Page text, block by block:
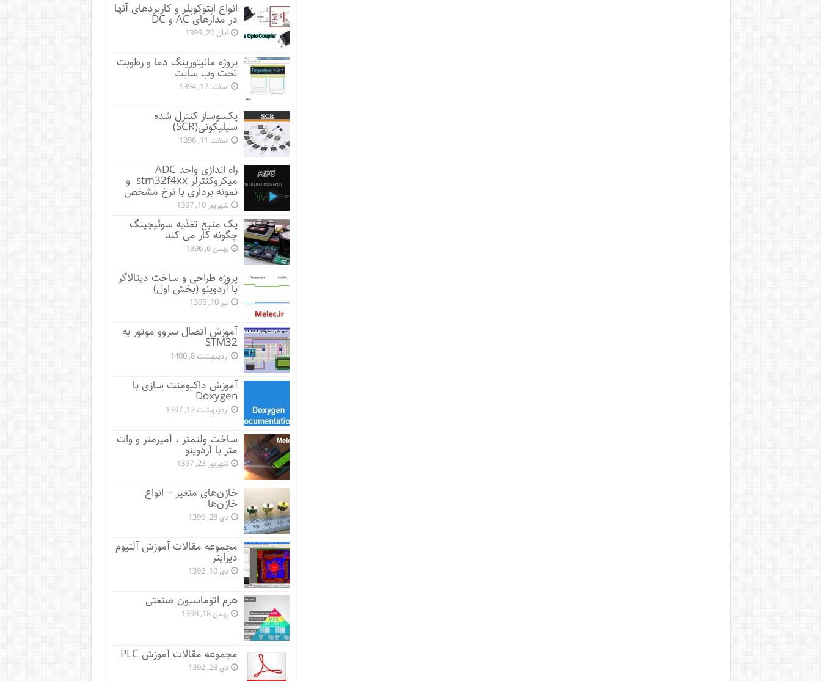
انواع اپتوکوپلر و کاربردهای آنها
در مدارهای AC و DC
آبان 20, 1399
پروژه مانيتورينگ دما و رطوبت
تحت وب سایت
اسفند 17, 1394
یکسوساز کنترل شده
سیلیکونی(SCR)
اسفند 11, 1396
راه اندازی واحد ADC
میکروکنترلر stm32f4xx و
نمونه برداری با نرخ مشخص
شهریور 10, 1397
یک منبع تغذیه سوئیچینگ
چگونه کار می کند
بهمن 6, 1396
پروژه طراحی و ساخت دیتالاگر
با آردوینو (بخش اول)
تیر 10, 1396
آموزش اتصال سروو موتور به
STM32
اردیبهشت 8, 1400
آموزش داکیومنت سازی با
Doxygen
اردیبهشت 12, 1397
ساخت ولتمتر ، آمپرمتر و وات
متر با آردوینو
شهریور 23, 1397
خازن‌های متغیر – انواع
خازن‌ها
دی 28, 1396
مجموعه مقالات آموزش آلتیوم
دیزاینر
دی 10, 1392
هرم اتوماسیون صنعتی
بهمن 18, 1398
مجموعه مقالات آموزش PLC
دی 23, 1392